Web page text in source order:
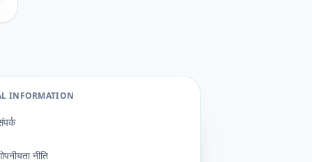
INFORMATION
नीति